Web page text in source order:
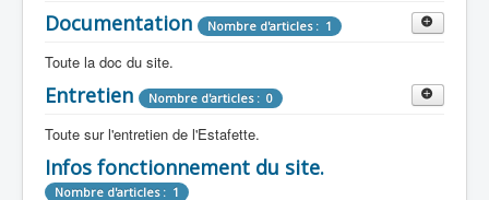
Documentation Nombre d'articles : 1
Toute la doc du site.
Revue de Presse Nombre d'articles : 9
Tous les articles que l'on a vu sur l'estafette !
Camping Car Nombre d'articles : 3
Entretien Nombre d'articles : 0
Toute sur l'entretien de l'Estafette.
Mécanique Nombre d'articles : 0
Infos fonctionnement du site.
Nombre d'articles : 1